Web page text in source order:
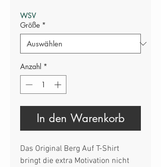
WSV
Größe *
Anzahl *
In den Warenkorb
Das Original Berg Auf T-Shirt
bringt die extra Motivation nicht